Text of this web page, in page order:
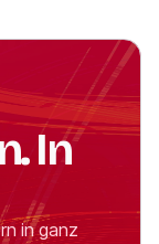
In
in ganz